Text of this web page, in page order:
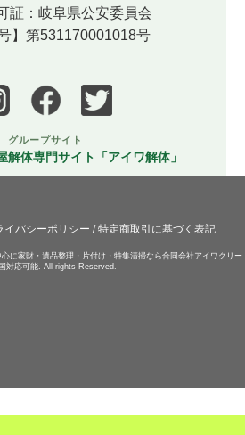
証：岐阜県公安委員会
】第531170001018号
グループサイト
解体専門サイト「アイワ解体」
イバシーポリシー /特定商取引に基づく表記
に家財・遺品整理・片付け・特集清掃なら合同会社アイワクリー
対応可能. All rights Reserved.